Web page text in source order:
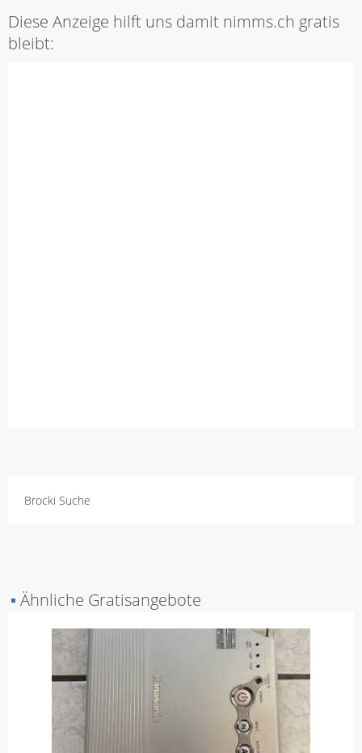
Diese Anzeige hilft uns damit nimms.ch gratis
bleibt:
Brocki Suche
▪ Ähnliche Gratisangebote